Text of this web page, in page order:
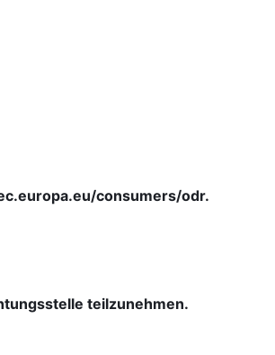
consumers/odr.
teilzunehmen.